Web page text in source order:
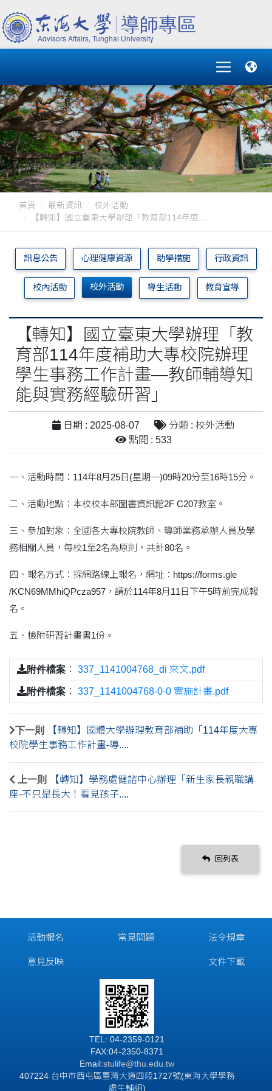
首頁 最新資訊
校外活動
【轉知】國立臺東大學辦理「教育部114年度....
訊息公告 心理健康資源 助學措施 行政資訊
校內活動 校外活動 導生活動 教育宣導
【轉知】國立臺東大學辦理「教
育部114年度補助大專校院辦理
學生事務工作計畫—教師輔導知
能與實務經驗研習」
日期 : 2025-08-07
分類 : 校外活動
點閱 : 533
一、活動時間：114年8月25日(星期一)09時20分至16時15分。
二、活動地點：本校校本部圖書資訊館2F C207教室。
三、參加對象：全國各大專校院教師、導師業務承辦人員及學
務相關人員，每校1至2名為原則，共計80名。
四、報名方式：採網路線上報名，網址：https://forms.gle
/KCN69MMhiQPcza957，請於114年8月11日下午5時前完成報
名。
五、檢附研習計畫書1份。
附件檔案 ： 337_1141004768_di 來文.pdf
附件檔案 ： 337_1141004768-0-0 實施計畫.pdf
下一則
【轉知】國體大學辦理教育部補助「114年度大專
校院學生事務工作計畫-導....
上一則
【轉知】學務處健諮中心辦理「新生家長親職講
座-不只是長大！看見孩子....
回列表
活動報名
意見反映
常見問題 法令規章
文件下載
TEL: 04-2359-0121
FAX:04-2350-8371
Email:stulife@thu.edu.tw
407224 台中市西屯區臺灣大道四段1727號(東海大學學務
處生輔組)